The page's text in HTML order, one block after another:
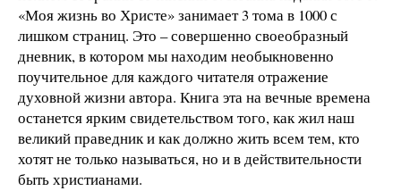
«Моя жизнь во Христе» занимает 3 тома в 1000 с
лишком страниц. Это – совершенно своеобразный
дневник, в котором мы находим необыкновенно
поучительное для каждого читателя отражение
духовной жизни автора. Книга эта на вечные времена
останется ярким свидетельством того, как жил наш
великий праведник и как должно жить всем тем, кто
хотят не только называться, но и в действительности
быть христианами.